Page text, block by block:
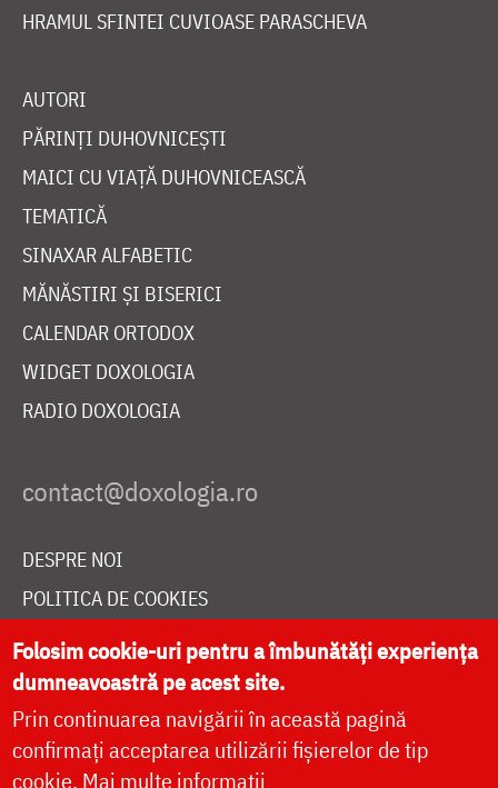
HRAMUL SFINTEI CUVIOASE PARASCHEVA
AUTORI
PĂRINȚI DUHOVNICEȘTI
MAICI CU VIAȚĂ DUHOVNICEASCĂ
TEMATICĂ
SINAXAR ALFABETIC
MĂNĂSTIRI ȘI BISERICI
CALENDAR ORTODOX
WIDGET DOXOLOGIA
RADIO DOXOLOGIA
DESPRE NOI
POLITICA DE COOKIES
DONEAZĂ ONLINE PENTRU CATEDRALA NAȚIONALĂ
LIVE
Folosim cookie-uri pentru a îmbunătăți experiența
dumneavoastră pe acest site.
Prin continuarea navigării în această pagină
confirmați acceptarea utilizării fișierelor de tip
cookie. Mai multe informații